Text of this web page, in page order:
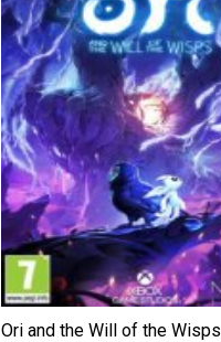
Ori and the Will of the Wisps